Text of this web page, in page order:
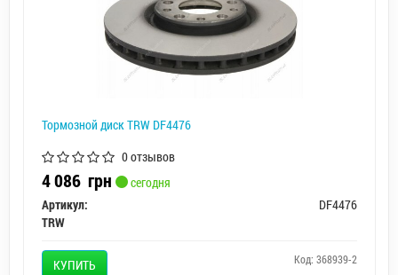
Тормозной диск TRW DF4476
0 отзывов
4 086 грн
сегодня
Артикул:
DF4476
TRW
КУПИТЬ Код: 368939-2